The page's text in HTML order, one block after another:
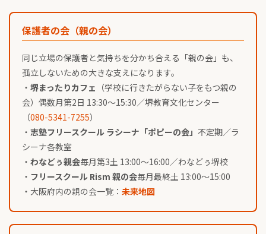
保護者の会（親の会）
同じ立場の保護者と気持ちを分かち合える「親の会」も、
孤立しないための大きな支えになります。
・ 堺まったりカフェ （学校に行きたがらない子をもつ親の
会）偶数月第2日 13:30〜15:30／堺教育文化センター
（080-5341-7255）
・ 志塾フリースクール ラシーナ「ポピーの会」 不定期／ラ
シーナ各教室
・ わなどぅ親会毎月第3土 13:00〜16:00／わなどぅ堺校
・ フリースクール Rism 親の会毎月最終土 13:00〜15:00
・大阪府内の親の会一覧： 未来地図